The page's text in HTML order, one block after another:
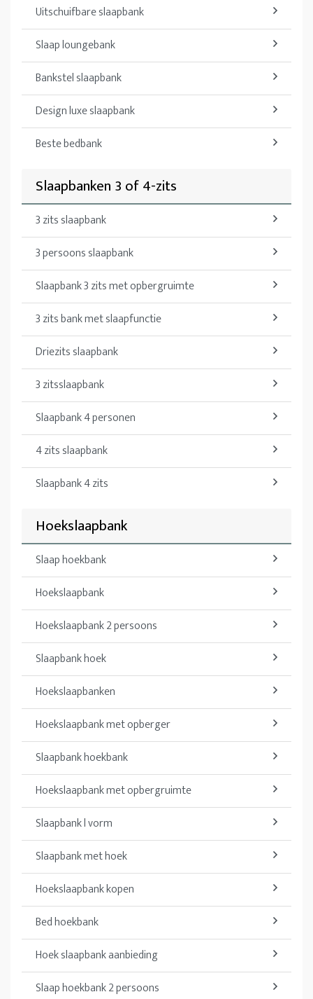
Uitschuifbare slaapbank
Slaap loungebank
Bankstel slaapbank
Design luxe slaapbank
Beste bedbank
Slaapbanken 3 of 4-zits
3 zits slaapbank
3 persoons slaapbank
Slaapbank 3 zits met opbergruimte
3 zits bank met slaapfunctie
Driezits slaapbank
3 zitsslaapbank
Slaapbank 4 personen
4 zits slaapbank
Slaapbank 4 zits
Hoekslaapbank
Slaap hoekbank
Hoekslaapbank
Hoekslaapbank 2 persoons
Slaapbank hoek
Hoekslaapbanken
Hoekslaapbank met opberger
Slaapbank hoekbank
Hoekslaapbank met opbergruimte
Slaapbank l vorm
Slaapbank met hoek
Hoekslaapbank kopen
Bed hoekbank
Hoek slaapbank aanbieding
Slaap hoekbank 2 persoons